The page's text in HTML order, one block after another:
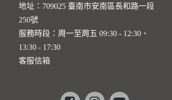
地址：709025 臺南市安南區長和路一段
250號
服務時段：周一至周五 09:30 - 12:30、
13:30 - 17:30
客服信箱
Facebookinstagramyoutube